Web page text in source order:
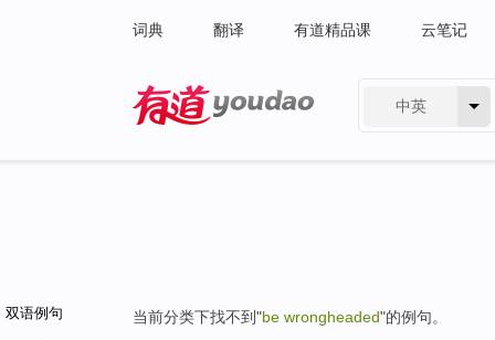
词典 翻译 有道精品课 云笔记
中英
双语例句 当前分类下找不到"be wrongheaded"的例句。